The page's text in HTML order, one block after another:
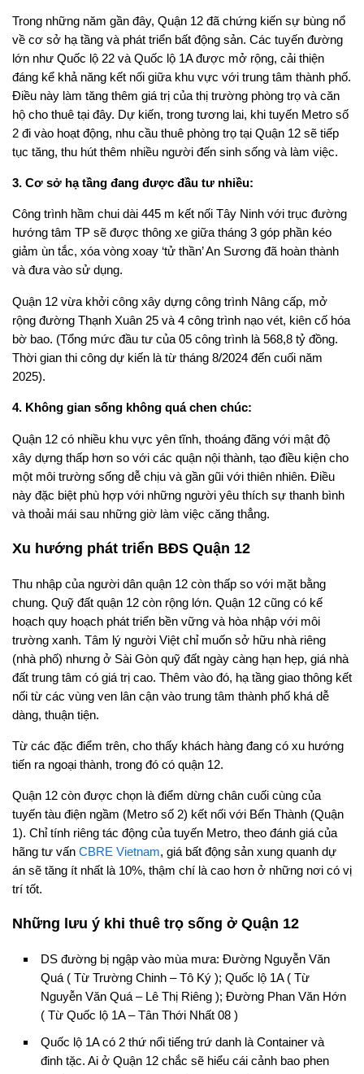
Trong những năm gần đây, Quận 12 đã chứng kiến sự bùng nổ
về cơ sở hạ tầng và phát triển bất động sản. Các tuyến đường
lớn như Quốc lộ 22 và Quốc lộ 1A được mở rộng, cải thiện
đáng kể khả năng kết nối giữa khu vực với trung tâm thành phố.
Điều này làm tăng thêm giá trị của thị trường phòng trọ và căn
hộ cho thuê tại đây. Dự kiến, trong tương lai, khi tuyến Metro số
2 đi vào hoạt động, nhu cầu thuê phòng trọ tại Quận 12 sẽ tiếp
tục tăng, thu hút thêm nhiều người đến sinh sống và làm việc.
3. Cơ sở hạ tầng đang được đầu tư nhiều:
Công trình hầm chui dài 445 m kết nối Tây Ninh với trục đường
hướng tâm TP sẽ được thông xe giữa tháng 3 góp phần kéo
giảm ùn tắc, xóa vòng xoay ‘tử thần’ An Sương đã hoàn thành
và đưa vào sử dụng.
Quận 12 vừa khởi công xây dựng công trình Nâng cấp, mở
rộng đường Thạnh Xuân 25 và 4 công trình nạo vét, kiên cố hóa
bờ bao. (Tổng mức đầu tư của 05 công trình là 568,8 tỷ đồng.
Thời gian thi công dự kiến là từ tháng 8/2024 đến cuối năm
2025).
4. Không gian sống không quá chen chúc:
Quận 12 có nhiều khu vực yên tĩnh, thoáng đãng với mật độ
xây dựng thấp hơn so với các quận nội thành, tạo điều kiện cho
một môi trường sống dễ chịu và gần gũi với thiên nhiên. Điều
này đặc biệt phù hợp với những người yêu thích sự thanh bình
và thoải mái sau những giờ làm việc căng thẳng.
Xu hướng phát triển BĐS Quận 12
Thu nhập của người dân quận 12 còn thấp so với mặt bằng
chung. Quỹ đất quận 12 còn rộng lớn. Quận 12 cũng có kế
hoạch quy hoạch phát triển bền vững và hòa nhập với môi
trường xanh. Tâm lý người Việt chỉ muốn sở hữu nhà riêng
(nhà phố) nhưng ở Sài Gòn quỹ đất ngày càng hạn hẹp, giá nhà
đất trung tâm có giá trị cao. Thêm vào đó, hạ tầng giao thông kết
nối từ các vùng ven lân cận vào trung tâm thành phố khá dễ
dàng, thuận tiện.
Từ các đặc điểm trên, cho thấy khách hàng đang có xu hướng
tiến ra ngoại thành, trong đó có quận 12.
Quận 12 còn được chọn là điểm dừng chân cuối cùng của
tuyến tàu điện ngầm (Metro số 2) kết nối với Bến Thành (Quận
1). Chỉ tính riêng tác động của tuyến Metro, theo đánh giá của
hãng tư vấn CBRE Vietnam, giá bất động sản xung quanh dự
án sẽ tăng ít nhất là 10%, thậm chí là cao hơn ở những nơi có vị
trí tốt.
Những lưu ý khi thuê trọ sống ở Quận 12
DS đường bị ngập vào mùa mưa: Đường Nguyễn Văn
Quá ( Từ Trường Chinh – Tô Ký ); Quốc lộ 1A ( Từ
Nguyễn Văn Quá – Lê Thị Riêng ); Đường Phan Văn Hớn
( Từ Quốc lộ 1A – Tân Thới Nhất 08 )
Quốc lộ 1A có 2 thứ nổi tiếng trứ danh là Container và
đinh tặc. Ai ở Quận 12 chắc sẽ hiểu cái cảnh bao phen